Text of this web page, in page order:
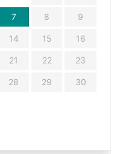
7 8 9
14 15 16
21 22 23
28 29 30